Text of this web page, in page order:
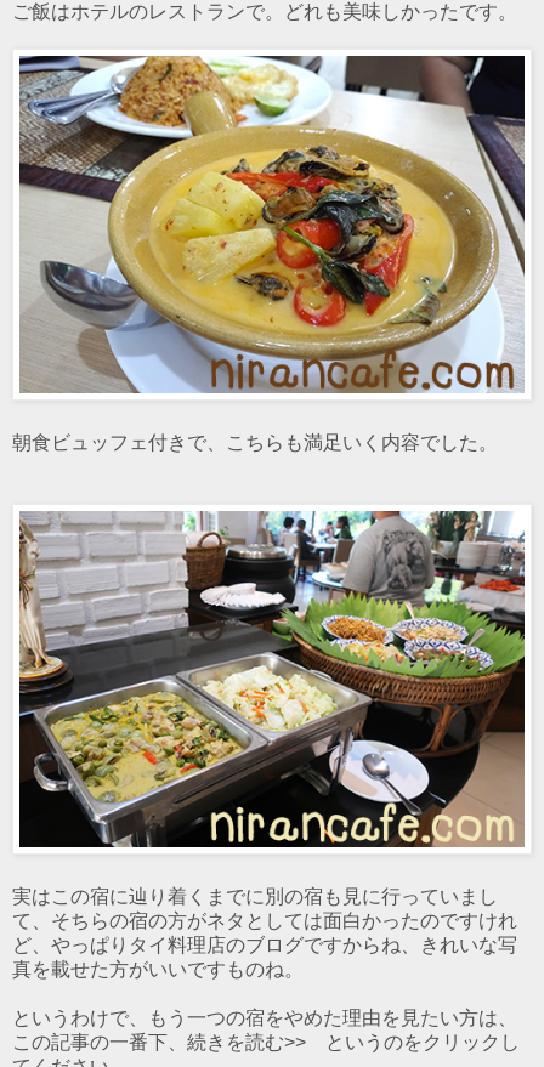
ご飯はホテルのレストランで。どれも美味しかったです。
朝食ビュッフェ付きで、こちらも満足いく内容でした。
実はこの宿に辿り着くまでに別の宿も見に行っていまし
て、そちらの宿の方がネタとしては面白かったのですけれ
ど、やっぱりタイ料理店のブログですからね、きれいな写
真を載せた方がいいですものね。
というわけで、もう一つの宿をやめた理由を見たい方は、
この記事の一番下、続きを読む>> というのをクリックし